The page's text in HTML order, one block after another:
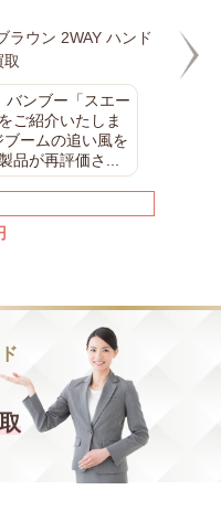
ラウン 2WAY ハンド
バンブー「スエー
ご紹介いたしま
ームの追い風を
品が再評価さ...